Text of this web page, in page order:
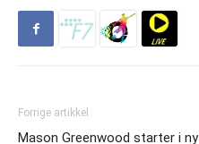
Forrige artikkel
Mason Greenwood starter i ny